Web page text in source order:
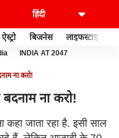
ऐस्ट्रो बिजनेस लाइफस्टाइल
INDIA AT 2047
ना करो!
ना करो!
कहा जाता रहा है. इसी साल